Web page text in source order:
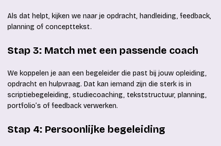
Als dat helpt, kijken we naar je opdracht, handleiding, feedback,
planning of concepttekst.
Stap 3: Match met een passende coach
We koppelen je aan een begeleider die past bij jouw opleiding,
opdracht en hulpvraag. Dat kan iemand zijn die sterk is in
scriptiebegeleiding, studiecoaching, tekststructuur, planning,
portfolio’s of feedback verwerken.
Stap 4: Persoonlijke begeleiding